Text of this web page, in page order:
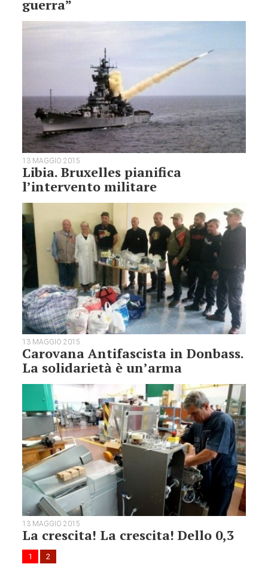
guerra”
13 MAGGIO 2015
Libia. Bruxelles pianifica
l’intervento militare
13 MAGGIO 2015
Carovana Antifascista in Donbass.
La solidarietà è un’arma
13 MAGGIO 2015
La crescita! La crescita! Dello 0,3
1 2